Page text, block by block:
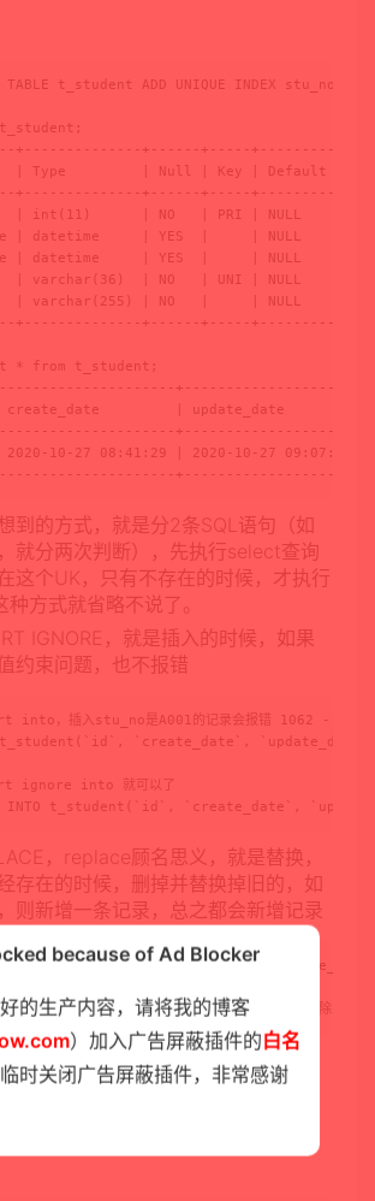
TABLE t_student ADD UNIQUE INDEX
+--------------+------+-----+---------
| Type         | Null | Key | Default |
+--------------+------+-----+---------
int(11)      | NO   | PRI | NULL    |
| datetime     | YES  |     | NULL    |
| datetime     | YES  |     | NULL    |
| varchar(36)  | NO   | UNI | NULL    |
| varchar(255) | NO   |     | NULL    |
+--------------+------+-----+---------
* from t_student;
+---------------------
| update_date         |
+---------------------
10-27 08:41:29 | 2020-10-27
+---------------------
到的方式，就是分2条SQL语句（如
就分两次判断），先执行select查询
这个UK，只有不存在的时候，才执行
种方式就省略不说了。
IGNORE，就是插入的时候，如果
约束问题，也不报错
into，插入stu_no是A001的记录会报错
t_student(`id`, `create_date`,
ignore into 就可以了
INTO t_student(`id`, `create_date`,
，replace顾名思义，就是替换，
存在的时候，删掉并替换掉旧的，如
则新增一条记录，总之都会新增记录
t_student(`id`, `create_date`,
2, Time: 0.009000s
记录，会看到影响到的记录是2条，就是一条记录删除，再新
... ON DUPLICATE KEY
意思是Key(这里的key亲测，可以是
，也可以是UniqueKey)不存在的时
because of Ad Blocker
的生产内容，请将我的博客
）加入广告屏蔽插件的白名
时关闭广告屏蔽插件，非常感谢